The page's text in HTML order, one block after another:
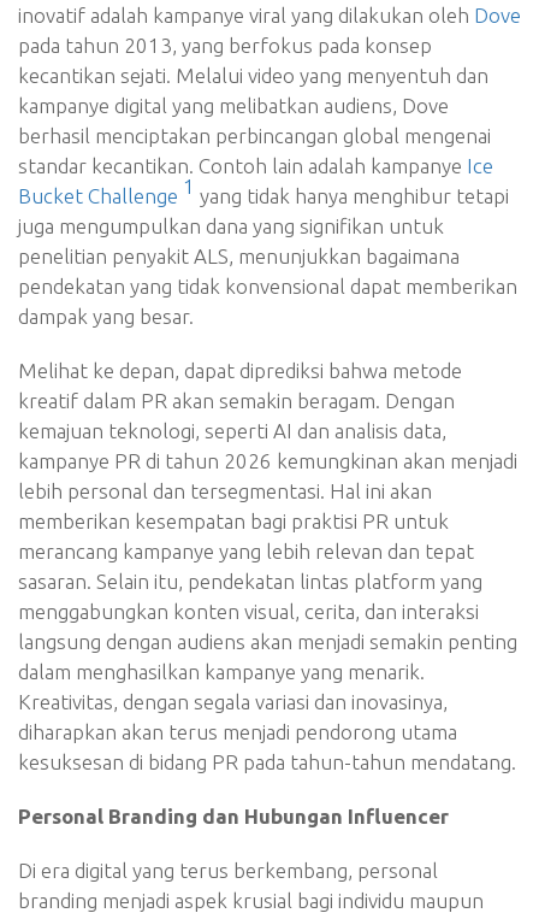
inovatif adalah kampanye viral yang dilakukan oleh Dove
pada tahun 2013, yang berfokus pada konsep
kecantikan sejati. Melalui video yang menyentuh dan
kampanye digital yang melibatkan audiens, Dove
berhasil menciptakan perbincangan global mengenai
standar kecantikan. Contoh lain adalah kampanye Ice
Bucket Challenge 1 yang tidak hanya menghibur tetapi
juga mengumpulkan dana yang signifikan untuk
penelitian penyakit ALS, menunjukkan bagaimana
pendekatan yang tidak konvensional dapat memberikan
dampak yang besar.
Melihat ke depan, dapat diprediksi bahwa metode
kreatif dalam PR akan semakin beragam. Dengan
kemajuan teknologi, seperti AI dan analisis data,
kampanye PR di tahun 2026 kemungkinan akan menjadi
lebih personal dan tersegmentasi. Hal ini akan
memberikan kesempatan bagi praktisi PR untuk
merancang kampanye yang lebih relevan dan tepat
sasaran. Selain itu, pendekatan lintas platform yang
menggabungkan konten visual, cerita, dan interaksi
langsung dengan audiens akan menjadi semakin penting
dalam menghasilkan kampanye yang menarik.
Kreativitas, dengan segala variasi dan inovasinya,
diharapkan akan terus menjadi pendorong utama
kesuksesan di bidang PR pada tahun-tahun mendatang.
Personal Branding dan Hubungan Influencer
Di era digital yang terus berkembang, personal
branding menjadi aspek krusial bagi individu maupun